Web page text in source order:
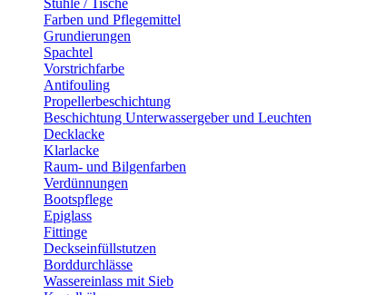
Stühle / Tische
Farben und Pflegemittel
Grundierungen
Spachtel
Vorstrichfarbe
Antifouling
Propellerbeschichtung
Beschichtung Unterwassergeber und Leuchten
Decklacke
Klarlacke
Raum- und Bilgenfarben
Verdünnungen
Bootspflege
Epiglass
Fittinge
Deckseinfüllstutzen
Borddurchlässe
Wassereinlass mit Sieb